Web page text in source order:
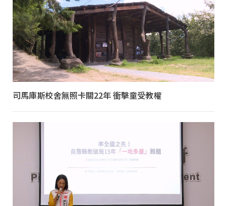
司馬庫斯校舍無照卡關22年 衝擊童受教權